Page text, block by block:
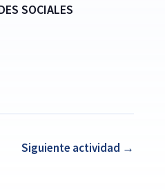
SOCIALES
Siguiente actividad →